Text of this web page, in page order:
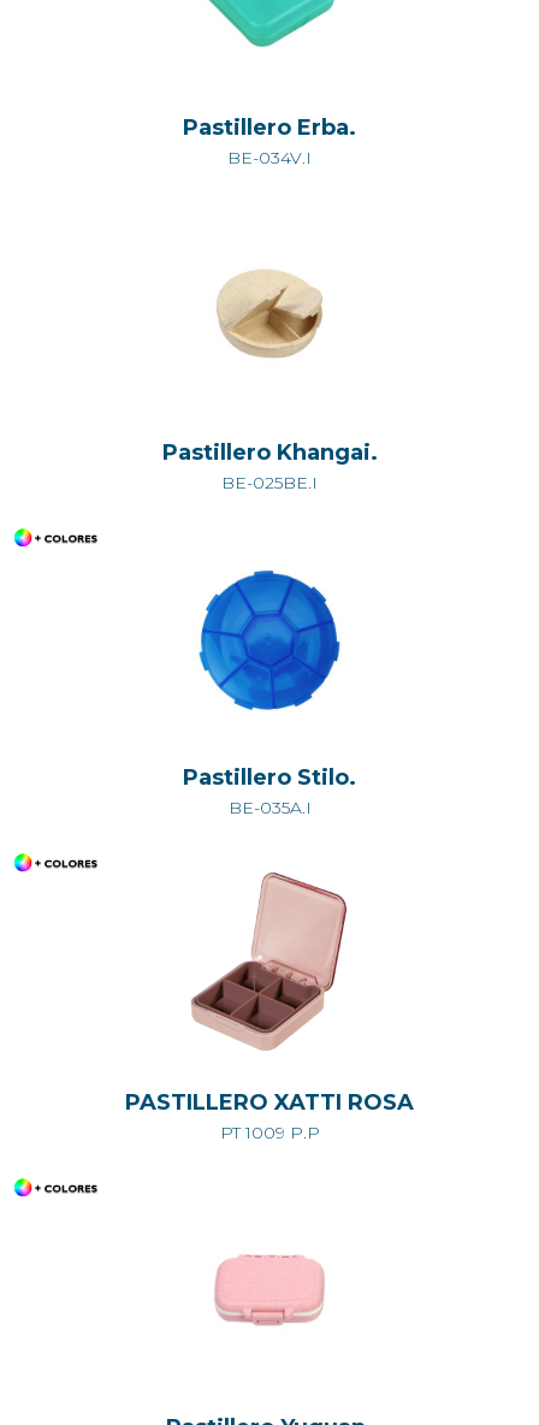
Pastillero Erba.
BE-034V.I
Pastillero Khangai.
BE-025BE.I
Pastillero Stilo.
BE-035A.I
PASTILLERO XATTI ROSA
PT 1009 P.P